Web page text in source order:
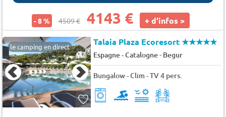
- 8 % 4509 € 4143 € + d'infos >
le camping en direct Talaia Plaza Ecoresort★★★★★
Espagne - Catalogne- Begur
Bungalow - Clim - TV 4 pers.